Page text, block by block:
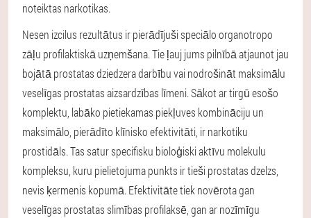
noteiktas narkotikas.
Nesen izcilus rezultātus ir pierādījuši speciālo organotropo
zāļu profilaktiskā uzņemšana. Tie ļauj jums pilnībā atjaunot jau
bojātā prostatas dziedzera darbību vai nodrošināt maksimālu
veselīgas prostatas aizsardzības līmeni. Sākot ar tirgū esošo
komplektu, labāko pietiekamas piekļuves kombināciju un
maksimālo, pierādīto klīnisko efektivitāti, ir narkotiku
prostidāls. Tas satur specifisku bioloģiski aktīvu molekulu
kompleksu, kuru pielietojuma punkts ir tieši prostatas dzelzs,
nevis ķermenis kopumā. Efektivitāte tiek novērota gan
veselīgas prostatas slimības profilaksē, gan ar nozīmīgu